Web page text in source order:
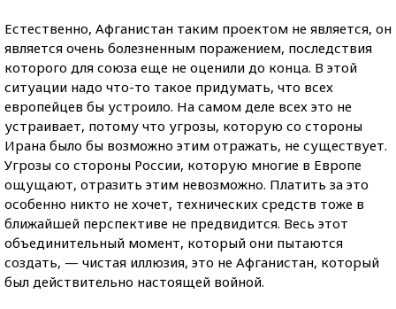
Естественно, Афганистан таким проектом не является, он
является очень болезненным поражением, последствия
которого для союза еще не оценили до конца. В этой
ситуации надо что-то такое придумать, что всех
европейцев бы устроило. На самом деле всех это не
устраивает, потому что угрозы, которую со стороны
Ирана было бы возможно этим отражать, не существует.
Угрозы со стороны России, которую многие в Европе
ощущают, отразить этим невозможно. Платить за это
особенно никто не хочет, технических средств тоже в
ближайшей перспективе не предвидится. Весь этот
объединительный момент, который они пытаются
создать, — чистая иллюзия, это не Афганистан, который
был действительно настоящей войной.